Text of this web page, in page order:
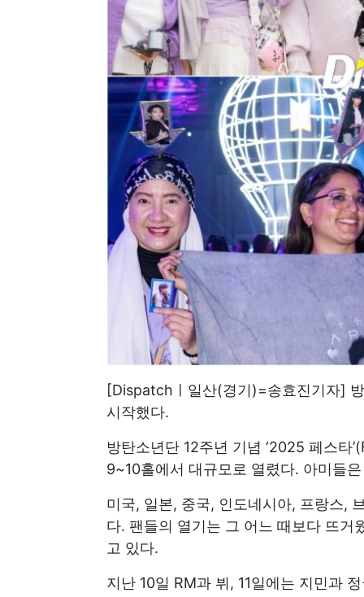
[Dispatchㅣ일산(경기)=송효진기자]
시작했다.
방탄소년단 12주년 기념 ‘2025 페스타
9~10홀에서 대규모로 열렸다. 아미들
미국, 일본, 중국, 인도네시아, 프랑스,
다. 팬들의 열기는 그 어느 때보다 뜨거
고 있다.
지난 10일 RM과 뷔, 11일에는 지민과